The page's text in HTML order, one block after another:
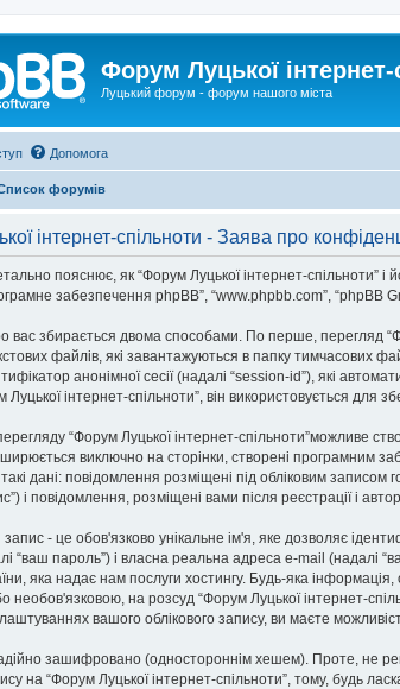
Форум Луцької інтернет-
Луцький форум - форум нашого міста
Допомога
форумів
інтернет-спільноти - Заява про
пояснює, як “Форум Луцької інтернет-спільноти” і
забезпечення phpBB”, “www.phpbb.com”,
вас збирається двома способами. По перше, перегляд
файлів, які завантажуються в папку тимчасових
анонімної сесії (надалі “session-id”), які
інтернет-спільноти”, він використовується для
“Форум Луцької інтернет-спільноти”можливе
виключно на сторінки, створені програмним
дані: повідомлення розміщені під обліковим записом
і повідомлення, розміщені вами після реєстрації і
- це обов'язково унікальне ім'я, яке дозволяє
“ваш пароль”) і власна реальна адреса e-mail (надалі
яка надає нам послуги хостингу. Будь-яка
необов'язковою, на розсуд “Форум Луцької інтернет-
вашого облікового запису, ви маєте
зашифровано (одностороннім хешем). Проте, не
на “Форум Луцької інтернет-спільноти”, тому, будь